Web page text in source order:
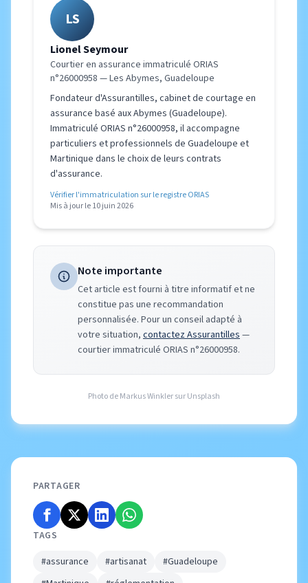
LS
Lionel Seymour
Courtier en assurance immatriculé ORIAS
n°26000958 — Les Abymes, Guadeloupe
Fondateur d'Assurantilles, cabinet de courtage en
assurance basé aux Abymes (Guadeloupe).
Immatriculé ORIAS n°26000958, il accompagne
particuliers et professionnels de Guadeloupe et
Martinique dans le choix de leurs contrats
d'assurance.
Vérifier l'immatriculation sur le registre ORIAS
Mis à jour le 10 juin 2026
Note importante
Cet article est fourni à titre informatif et ne
constitue pas une recommandation
personnalisée. Pour un conseil adapté à
votre situation, contactez Assurantilles—
courtier immatriculé ORIAS n°26000958.
Photo deMarkus WinklersurUnsplash
PARTAGER
TAGS
#assurance
#artisanat
#Guadeloupe